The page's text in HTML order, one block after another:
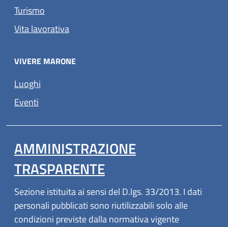
Turismo
Vita lavorativa
VIVERE MARONE
Luoghi
Eventi
AMMINISTRAZIONE
TRASPARENTE
Sezione istituita ai sensi del D.lgs. 33/2013. I dati
personali pubblicati sono riutilizzabili solo alle
condizioni previste dalla normativa vigente